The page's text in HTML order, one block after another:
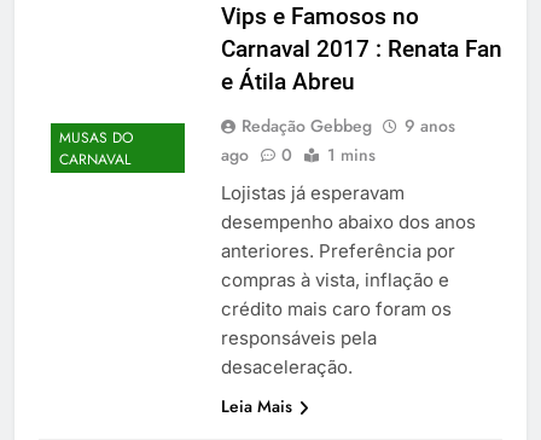
MUSAS DO
CARNAVAL
Vips e Famosos no
Carnaval 2017 : Renata Fan
e Átila Abreu
Redação Gebbeg
9 anos
ago
0 1 mins
Lojistas já esperavam
desempenho abaixo dos anos
anteriores. Preferência por
compras à vista, inflação e
crédito mais caro foram os
responsáveis pela
desaceleração.
Leia Mais